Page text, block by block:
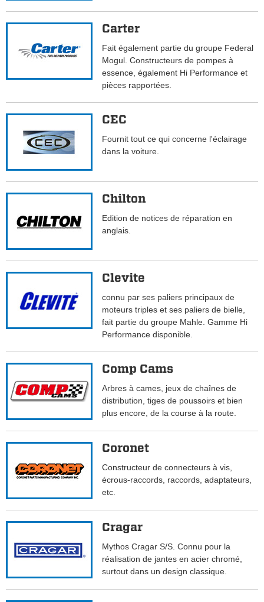
Carter
Fait également partie du groupe Federal
Mogul. Constructeurs de pompes à
essence, également Hi Performance et
pièces rapportées.
CEC
Fournit tout ce qui concerne l'éclairage
dans la voiture.
Chilton
Edition de notices de réparation en
anglais.
Clevite
connu par ses paliers principaux de
moteurs triples et ses paliers de bielle,
fait partie du groupe Mahle. Gamme Hi
Performance disponible.
Comp Cams
Arbres à cames, jeux de chaînes de
distribution, tiges de poussoirs et bien
plus encore, de la course à la route.
Coronet
Constructeur de connecteurs à vis,
écrous-raccords, raccords, adaptateurs,
etc.
Cragar
Mythos Cragar S/S. Connu pour la
réalisation de jantes en acier chromé,
surtout dans un design classique.